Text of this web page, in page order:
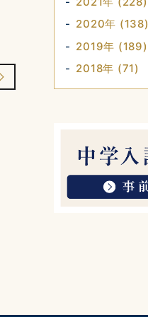
2020年 (138)
2019年 (189)
2018年 (71)